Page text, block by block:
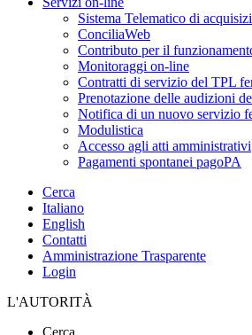
Sistema Telematico di
ConciliaWeb
Contributo per il
Monitoraggi on-line
Contratti di servizio del TPL
Prenotazione delle audizioni
Notifica di un nuovo servizio
Modulistica
Accesso agli atti amministrativi
Pagamenti spontanei pagoPA
Cerca
Italiano
English
Contatti
Amministrazione Trasparente
Login
L'AUTORITÀ
Cerca